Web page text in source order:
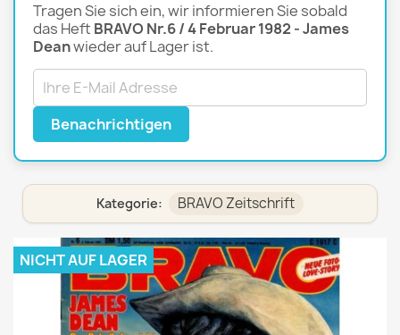
Tragen Sie sich ein, wir informieren Sie sobald
das Heft BRAVO Nr.6 / 4 Februar 1982 - James
Deanwieder auf Lager ist.
Benachrichtigen
Kategorie: BRAVO Zeitschrift
NICHT AUF LAGER